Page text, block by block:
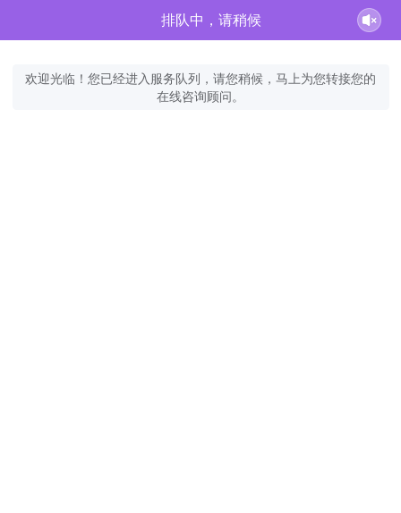
排队中，请稍候
欢迎光临！您已经进入服务队列，请您稍候，马上为您转接您的
在线咨询顾问。